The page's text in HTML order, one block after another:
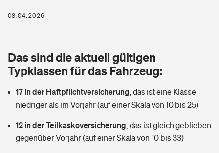
Zur Übersicht
Tools
Wer versichert was: Jetzt Versicherer finden
Sie haben Fragen?
Glasversicherung
Mietkautionsversicherung
Restkreditversicherung
Kinderunfall­ver­si­che­rung
Kinderinvalidität
Reiseversicherung
Private Krankenversicherung
Dread-Disease-Versicherung
Tierkrankenversicherung
08.04.2026
Das sind die aktuell gültigen
Typklassen für das Fahrzeug:
17 in der Haftpflichtversicherung das ist eine Klasse
niedriger als im Vorjahr (auf einer Skala von 10 bis 25)
12 in der Teilkaskoversicherung das ist gleich geblieben
gegenüber Vorjahr (auf einer Skala von 10 bis 33)